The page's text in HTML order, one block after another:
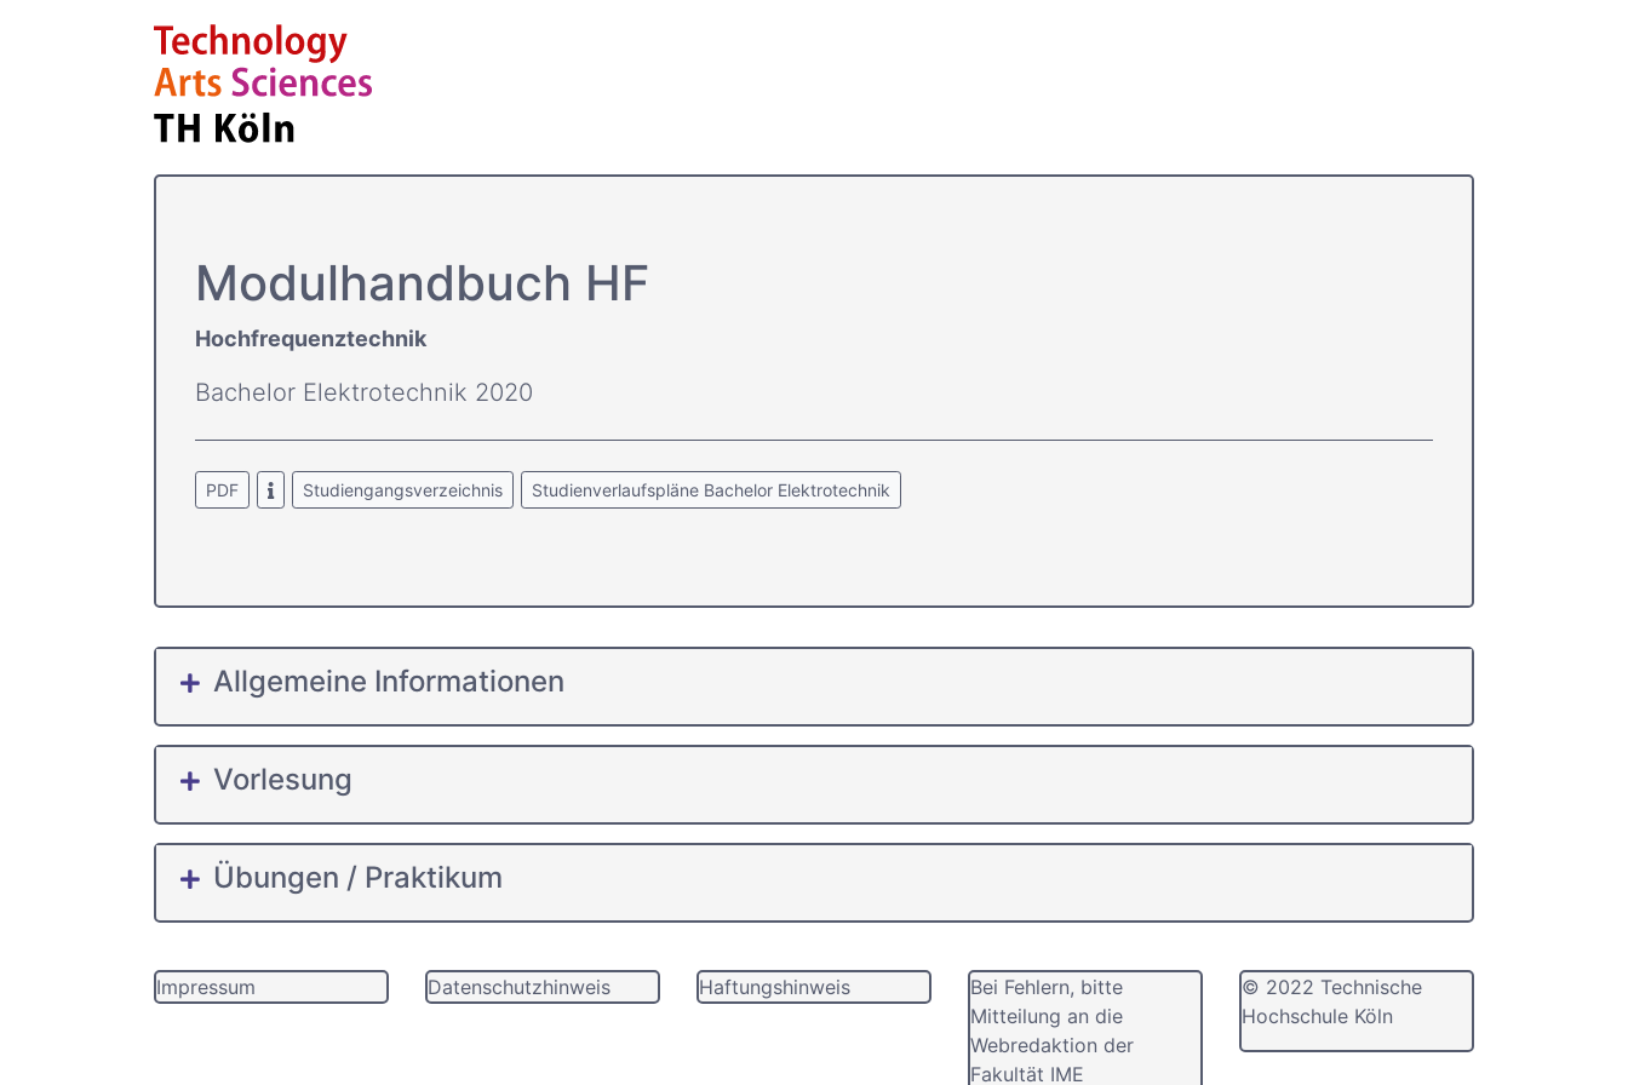
Modulhandbuch HF
Hochfrequenztechnik
Bachelor Elektrotechnik 2020
PDF Studiengangsverzeichnis Studienverlaufspläne Bachelor Elektrotechnik
Allgemeine Informationen
Vorlesung
Übungen / Praktikum
Impressum Datenschutzhinweis Haftungshinweis
Bei Fehlern, bitte
Mitteilung an die
Webredaktion der
Fakultät IME
© 2022 Technische
Hochschule Köln